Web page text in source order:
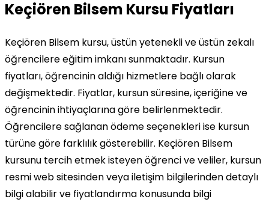
Keçiören Bilsem Kursu Fiyatları
Keçiören Bilsem kursu, üstün yetenekli ve üstün zekalı
öğrencilere eğitim imkanı sunmaktadır. Kursun
fiyatları, öğrencinin aldığı hizmetlere bağlı olarak
değişmektedir. Fiyatlar, kursun süresine, içeriğine ve
öğrencinin ihtiyaçlarına göre belirlenmektedir.
Öğrencilere sağlanan ödeme seçenekleri ise kursun
türüne göre farklılık gösterebilir. Keçiören Bilsem
kursunu tercih etmek isteyen öğrenci ve veliler, kursun
resmi web sitesinden veya iletişim bilgilerinden detaylı
bilgi alabilir ve fiyatlandırma konusunda bilgi